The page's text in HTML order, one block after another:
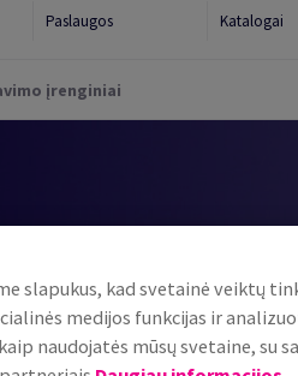
Paslaugos Katalogai
linijos pabaiga
gamintojams
įrenginiai
slapukus, kad svetainė veiktų
medijos funkcijas ir
naudojatės mūsų svetaine, su